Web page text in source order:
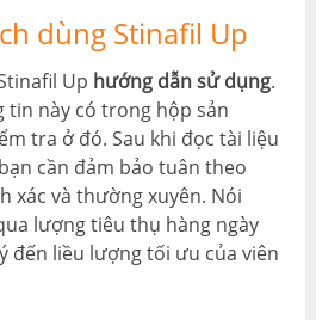
dùng Stinafil Up
Up hướng dẫn sử dụng.
này có trong hộp sản
tra ở đó. Sau khi đọc tài liệu
cần đảm bảo tuân theo
xác và thường xuyên. Nói
lượng tiêu thụ hàng ngày
đến liều lượng tối ưu của viên